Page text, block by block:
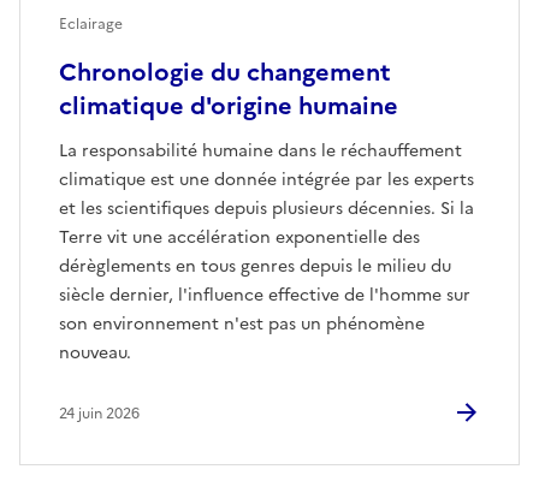
Chronologie du changement
climatique d'origine humaine
La responsabilité humaine dans le réchauffement
climatique est une donnée intégrée par les experts
et les scientifiques depuis plusieurs décennies. Si la
Terre vit une accélération exponentielle des
dérèglements en tous genres depuis le milieu du
siècle dernier, l'influence effective de l'homme sur
son environnement n'est pas un phénomène
nouveau.
Eclairage
24 juin 2026